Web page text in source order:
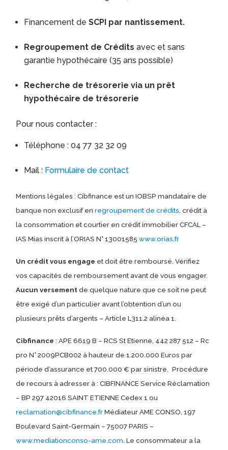
Financement deSCPI par nantissement.
Regroupement de Créditsavec et sans
garantie hypothécaire (35 ans possible)
Recherche de trésorerie via un prêt
hypothécaire de trésorerie
Pour nous contacter :
Téléphone : 04 77 32 32 09
Mail : Formulaire de contact
Mentions légales : Cibfinance est un IOBSP mandataire de
banque non exclusif enregroupement de crédits , crédit à
la consommation et courtier en crédit immobilier CFCAL –
IAS Mias inscrit à l’ORIAS N° 13001585www.orias.fr
Un crédit vous engage et doit être remboursé.Vérifiez
vos capacités de remboursement avant de vous engager.
Aucun versementde quelque nature que ce soit ne peut
être exigé d’un particulier avant l’obtention d’un ou
plusieurs prêts d’argents – Article L311.2 alinéa 1.
Cibfinance: APE 6619 B – RCS St Etienne, 442 287 512 – Rc
pro N° 2009PCB002 à hauteur de 1.200.000 Euros par
période d’assurance et 700.000 € par sinistre.
Procédure
de recours à adresser à : CIBFINANCE Service Réclamation
– BP 297 42016 SAINT ETIENNE Cedex 1 ou
reclamation@cibfinance.frMédiateur AME CONSO, 197
Boulevard Saint-Germain – 75007 PARIS –
www.mediationconso-ame.com . Le consommateur a la